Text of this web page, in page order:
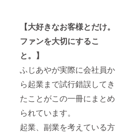
【大好きなお客様とだけ。
ファンを大切にするこ
と。】
ふじあやが実際に会社員か
ら起業まで試行錯誤してき
たことがこの一冊にまとめ
られています。
起業、副業を考えている方